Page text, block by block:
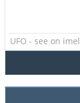
UFO - see on